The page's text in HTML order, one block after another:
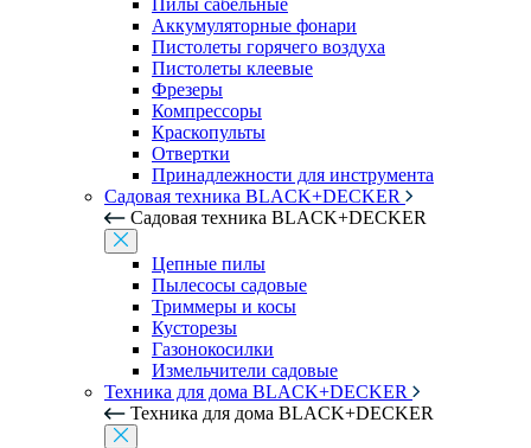
Пилы сабельные
Аккумуляторные фонари
Пистолеты горячего воздуха
Пистолеты клеевые
Фрезеры
Компрессоры
Краскопульты
Отвертки
Принадлежности для инструмента
Садовая техника BLACK+DECKER
Садовая техника BLACK+DECKER
Цепные пилы
Пылесосы садовые
Триммеры и косы
Кусторезы
Газонокосилки
Измельчители садовые
Техника для дома BLACK+DECKER
Техника для дома BLACK+DECKER